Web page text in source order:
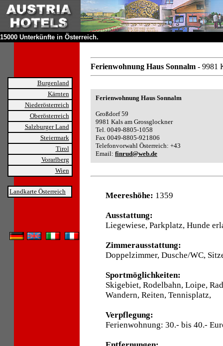
15000 Unterkünfte in Österreich.
Burgenland
Kärnten
Niederösterreich
Oberösterreich
Salzburger Land
Steiermark
Tirol
Vorarlberg
Wien
Landkarte Österreich
Ferienwohnung Haus Sonnalm - 9981
Ferienwohnung Haus Sonnalm
Großdorf 59
9981 Kals am Grossglockner
Tel. 0049-8805-1058
Fax 0049-8805-921806
Telefonvorwahl Österreich: +43
Email: finrud@web.de
Meereshöhe: 1359
Ausstattung:
Liegewiese, Parkplatz, Hunde
Zimmerausstattung:
Doppelzimmer, Dusche/WC,
Sportmöglichkeiten:
Skigebiet, Rodelbahn, Loipe,
Wandern, Reiten, Tennisplatz,
Verpflegung:
Ferienwohnung: 30.- bis 40.-